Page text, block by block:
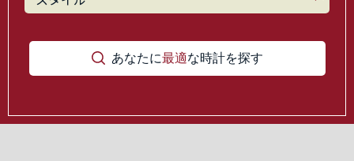
あなたに最適な時計を探す